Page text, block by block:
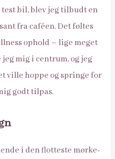
bil, blev jeg tilbudt en
fra caféen. Det føltes
ophold – lige meget
mig i centrum, og jeg
ville hoppe og springe for
godt tilpas.
i den flotteste mørke-